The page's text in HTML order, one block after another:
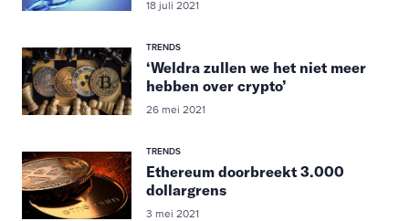
18 juli 2021
TRENDS
‘Weldra zullen we het niet meer
hebben over crypto’
26 mei 2021
TRENDS
Ethereum doorbreekt 3.000
dollargrens
3 mei 2021